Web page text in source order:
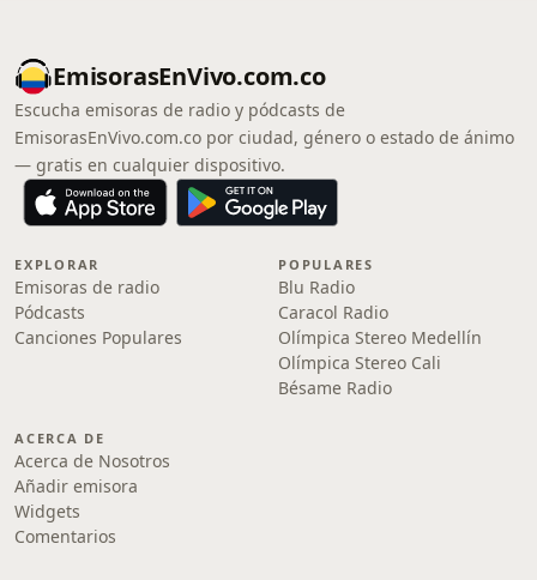
EmisorasEnVivo.com.co
Escucha emisoras de radio y pódcasts de
EmisorasEnVivo.com.co por ciudad, género o estado de ánimo
— gratis en cualquier dispositivo.
EXPLORAR
Emisoras de radio
Pódcasts
Canciones Populares
POPULARES
Blu Radio
Caracol Radio
Olímpica Stereo Medellín
Olímpica Stereo Cali
Bésame Radio
ACERCA DE
Acerca de Nosotros
Añadir emisora
Widgets
Comentarios